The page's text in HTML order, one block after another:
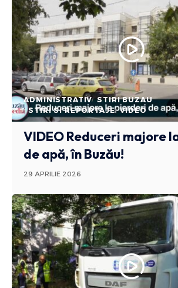
ADMINISTRATIV STIRI BUZAU
STIRI SI REPORTAJE VIDEO
VIDEO Reduceri majore
de apă, în Buzău!
29 APRILIE 2026